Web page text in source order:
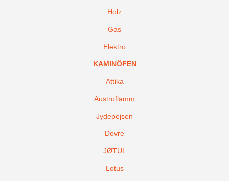
Holz
Gas
Elektro
KAMINÖFEN
Attika
Austroflamm
Jydepejsen
Dovre
JØTUL
Lotus